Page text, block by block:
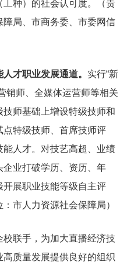
种）的社会认可度。（责
局、市商务委、市委网信
才职业发展通道。 实行“新
销师、全媒体运营师等相关
师基础上增设特级技师和
特级技师、首席技师评
人才。对技艺高超、业绩
业打破学历、资历、年
展职业技能等级自主评
市人力资源社会保障局）
联手，为加大直播经济技
质量发展提供良好的组织